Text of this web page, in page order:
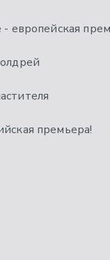
европейская
премьера!